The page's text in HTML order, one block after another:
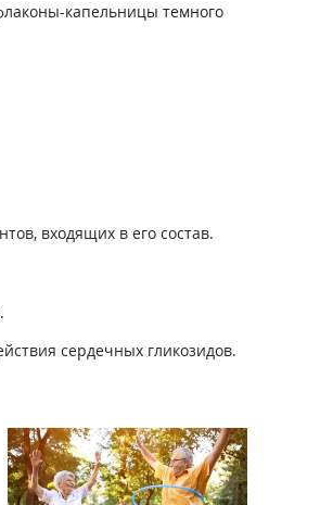
капельницы темного
входящих в его состав.
сердечных гликозидов.